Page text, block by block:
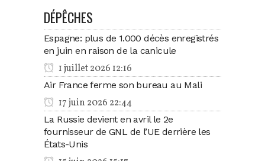
DÉPÊCHES
Espagne: plus de 1.000 décès enregistrés
en juin en raison de la canicule
1 juillet 2026 12:16
Air France ferme son bureau au Mali
17 juin 2026 22:44
La Russie devient en avril le 2e
fournisseur de GNL de l’UE derrière les
États-Unis